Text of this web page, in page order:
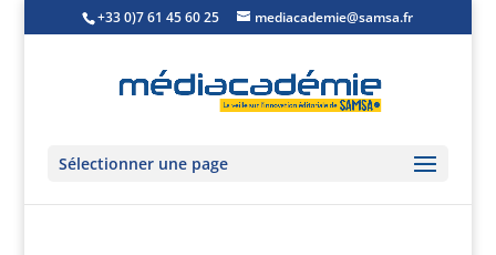
+33 0)7 61 45 60 25 mediacademie@samsa.fr
Sélectionner une page